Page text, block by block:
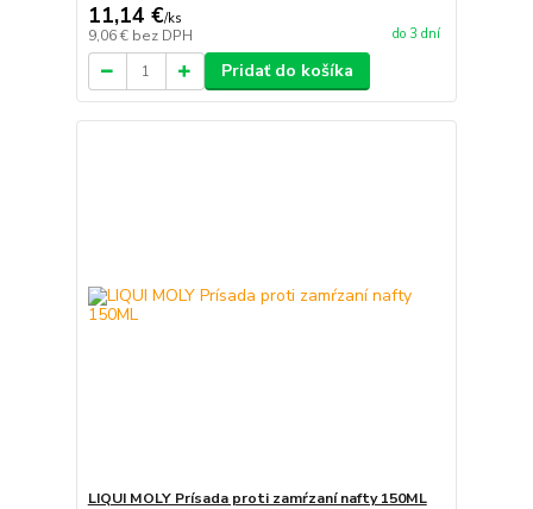
11,14 €/ks
9,06 € bez DPH do 3 dní
Pridať do košíka
LIQUI MOLY Prísada proti zamŕzaní nafty 150ML